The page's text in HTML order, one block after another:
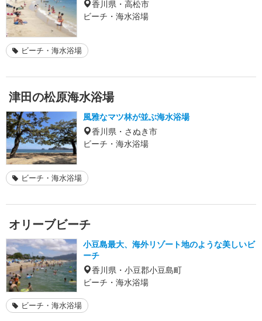
香川県・高松市
ビーチ・海水浴場
ビーチ・海水浴場
津田の松原海水浴場
風雅なマツ林が並ぶ海水浴場
香川県・さぬき市
ビーチ・海水浴場
ビーチ・海水浴場
オリーブビーチ
小豆島最大、海外リゾート地のような美しいビ
ーチ
香川県・小豆郡小豆島町
ビーチ・海水浴場
ビーチ・海水浴場